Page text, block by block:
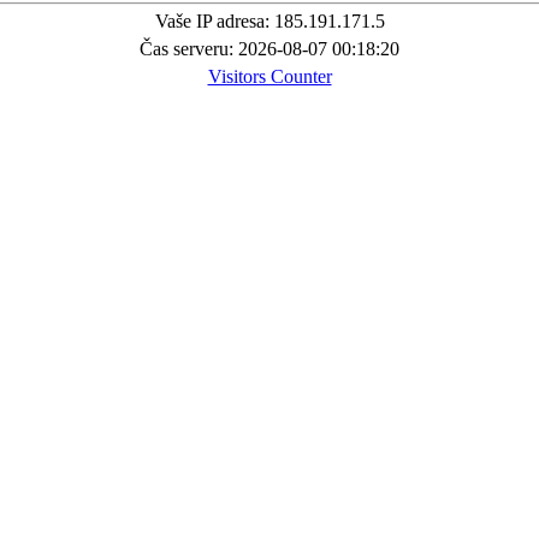
Vaše IP adresa: 185.191.171.5
Čas serveru: 2026-08-07 00:18:20
Visitors Counter